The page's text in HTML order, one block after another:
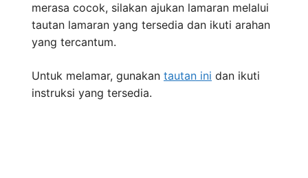
merasa cocok, silakan ajukan lamaran melalui
tautan lamaran yang tersedia dan ikuti arahan
yang tercantum.
Untuk melamar, gunakan tautan ini dan ikuti
instruksi yang tersedia.